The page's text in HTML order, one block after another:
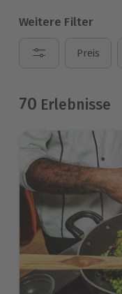
Weitere Filter
Preis
70 Erlebnisse